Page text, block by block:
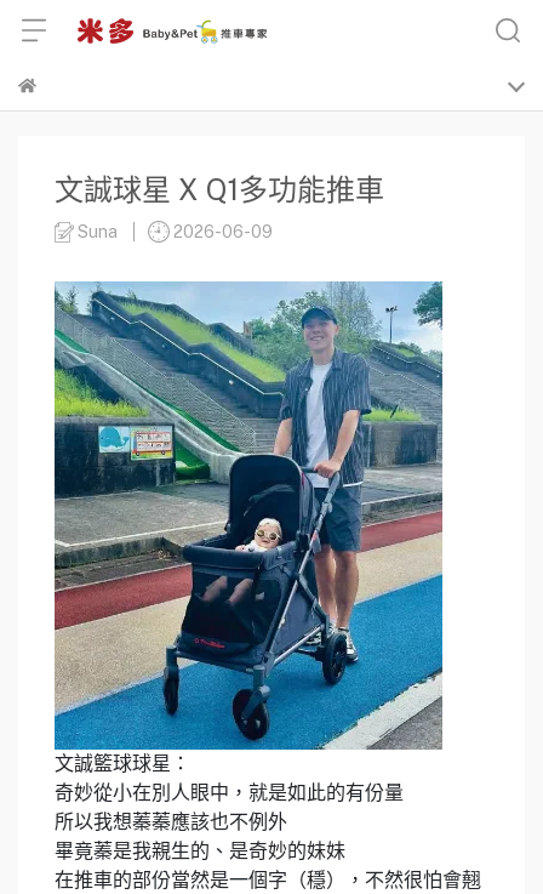
文誠球星 X Q1多功能推車
Suna 2026-06-09
文誠籃球球星：
奇妙從小在別人眼中，就是如此的有份量
所以我想蓁蓁應該也不例外
畢竟蓁是我親生的、是奇妙的妹妹
在推車的部份當然是一個字（穩），不然很怕會翹